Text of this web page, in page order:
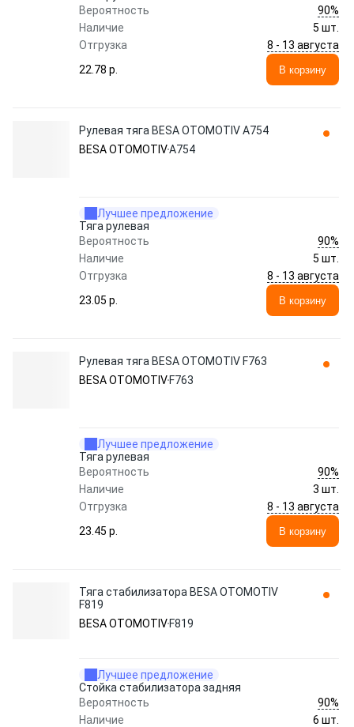
Вероятность
90%
Наличие
5 шт.
Отгрузка
8 - 13 августа
22.78 p.
В корзину
Рулевая тяга BESA OTOMOTIV A754
BESA OTOMOTIVA754
Лучшее предложение
Тяга рулевая
Вероятность
90%
Наличие
5 шт.
Отгрузка
8 - 13 августа
23.05 p.
В корзину
Рулевая тяга BESA OTOMOTIV F763
BESA OTOMOTIV F763
Лучшее предложение
Тяга рулевая
Вероятность
90%
Наличие
3 шт.
Отгрузка
8 - 13 августа
23.45 p.
В корзину
Тяга стабилизатора BESA OTOMOTIV
F819
BESA OTOMOTIV F819
Лучшее предложение
Стойка стабилизатора задняя
Вероятность
90%
Наличие
6 шт.